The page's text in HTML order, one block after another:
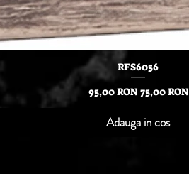
Afișare rapidă
RFS6056
Preț normal
95,00 RON Preț redus
75,00 RON
Adauga in cos